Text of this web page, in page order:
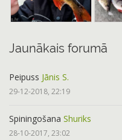
Jaunākais forumā
Peipuss Jānis S.
29-12-2018, 22:19
Spiningošana Shuriks
28-10-2017, 23:02